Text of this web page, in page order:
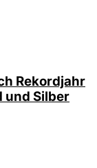
Rekordjahr
und Silber